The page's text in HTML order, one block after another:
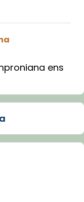
ens
ha